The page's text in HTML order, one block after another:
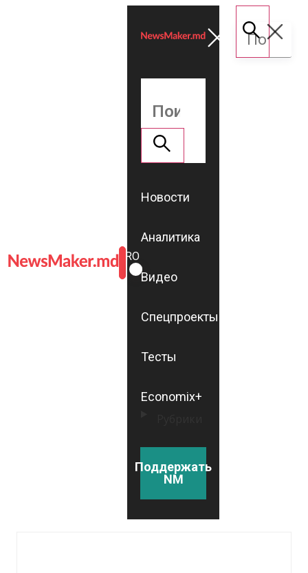
ROMÂNĂ
RU
Новости
Аналитика
Видео
Спецпроекты
Тесты
Economix+
Поддержать
NM